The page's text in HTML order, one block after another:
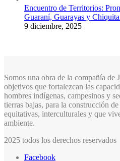
Encuentro de Territorios:
Guaraní, Guarayas y
9 diciembre, 2025
Somos una obra de la compañía de
objetivos que fortalezcan las
hombres indígenas, campesinos y
tierras bajas, para la construcción
equitativas, interculturales y que
ambiente.
2025 todos los derechos reservados
Facebook